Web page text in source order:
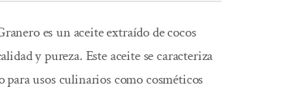
es un aceite extraído de cocos
y pureza. Este aceite se caracteriza
para usos culinarios como cosméticos